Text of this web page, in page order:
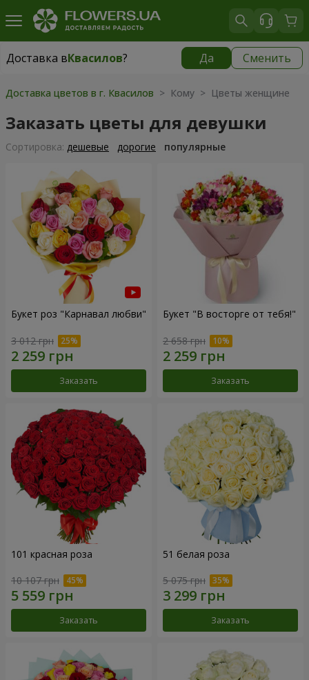
Доставка вКвасилов? Да Сменить
Доставка вКвасилов|
Доставка цветов в г. Квасилов > Кому > Цветы женщине
Заказать цветы для девушки
Cортировка: дешевые дорогие популярные
Букет роз "Карнавал любви"
3 012 грн
Заказать
Букет "В восторге от тебя!"
2 658 грн
Заказать
101 красная роза
10 107 грн
Заказать
51 белая роза
5 075 грн
Заказать